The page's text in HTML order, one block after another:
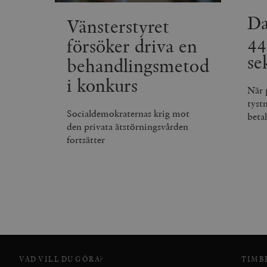
Vänsterstyret
försöker driva en
behandlingsmetod
i konkurs
Socialdemokraternas krig mot
den privata ätstörningsvården
fortsätter
När
VAD VILL DU GÖRA?
_hjSessionUser_675006